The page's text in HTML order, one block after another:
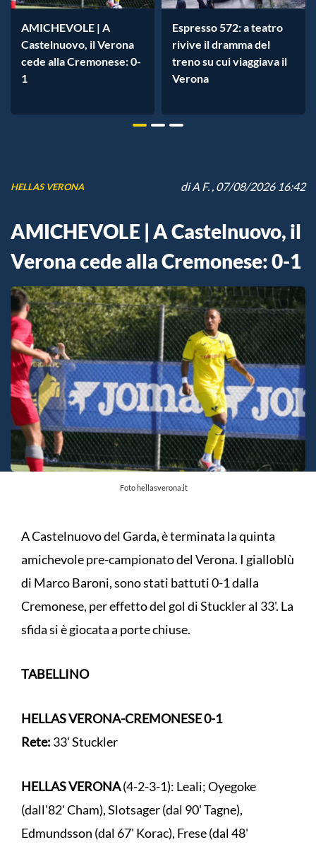
AMICHEVOLE | A
Castelnuovo, il Verona
cede alla Cremonese: 0-
1
Espresso 572: a teatro
rivive il dramma del
treno su cui viaggiava il
Verona
HELLAS VERONA diA F., 07/08/2026 16:42
AMICHEVOLE | A Castelnuovo, il
Verona cede alla Cremonese: 0-1
Foto hellasverona.it
A Castelnuovo del Garda, è terminata la quinta
amichevole pre-campionato del Verona. I gialloblù
di Marco Baroni, sono stati battuti 0-1 dalla
Cremonese, per effetto del gol di Stuckler al 33'. La
sfida si è giocata a porte chiuse.
TABELLINO
HELLAS VERONA-CREMONESE0-1
Rete: 33' Stuckler
HELLAS VERONA(4-2-3-1): Leali; Oyegoke
(dall'82' Cham), Slotsager (dal 90' Tagne),
Edmundsson (dal 67' Korac), Frese (dal 48'